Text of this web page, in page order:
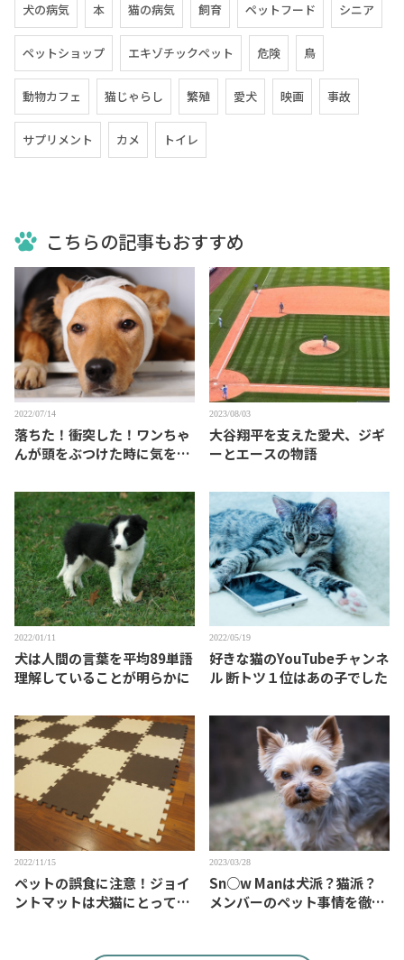
犬の病気 本 猫の病気 飼育 ペットフード シニア
ペットショップ エキゾチックペット 危険 鳥
動物カフェ 猫じゃらし 繁殖 愛犬 映画 事故
サプリメント カメ トイレ
こちらの記事もおすすめ
2022/07/14
落ちた！衝突した！ワンちゃ
んが頭をぶつけた時に気をつ
2023/08/03
大谷翔平を支えた愛犬、ジギ
ーとエースの物語
2022/01/11
犬は人間の言葉を平均89単語
理解していることが明らかに
2022/05/19
好きな猫のYouTubeチャンネ
ル 断トツ１位はあの子でした
2022/11/15
ペットの誤食に注意！ジョイ
ントマットは犬猫にとって魅
2023/03/28
Sn○w Manは犬派？猫派？
メンバーのペット事情を徹底